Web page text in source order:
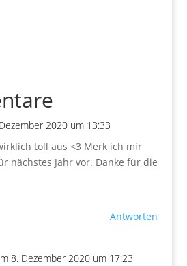
2020 um 13:33
toll aus <3 Merk ich mir
nächstes Jahr vor. Danke für die
Antworten
8. Dezember 2020 um 17:23